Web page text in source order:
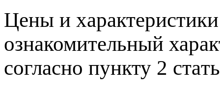
Цeны и
ознакомительный
согласно пункту 2